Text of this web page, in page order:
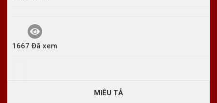
1667 Đã xem
MIÊU TẢ